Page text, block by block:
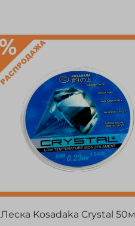
Леска Kosadaka Crystal 50м